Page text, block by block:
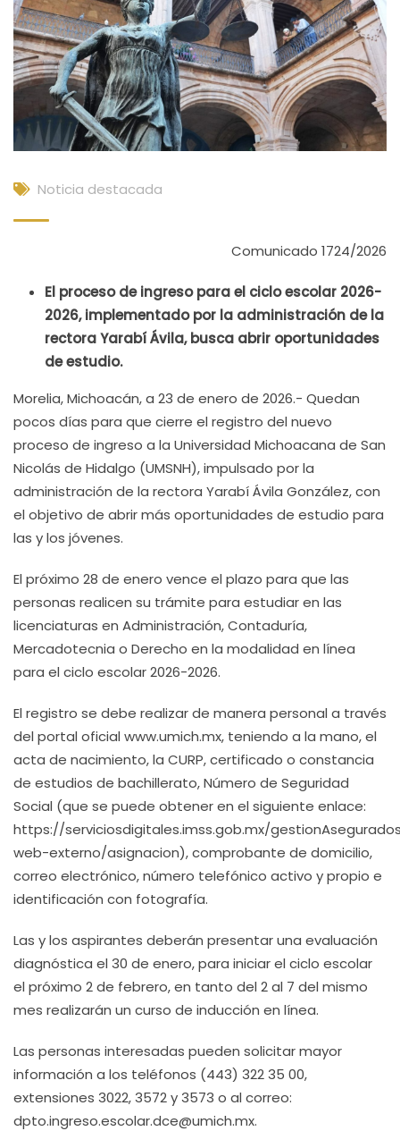
Noticia destacada
Comunicado 1724/2026
El proceso de ingreso para el ciclo escolar 2026-
2026, implementado por la administración de la
rectora Yarabí Ávila, busca abrir oportunidades
de estudio.
Morelia, Michoacán, a 23 de enero de 2026.- Quedan
pocos días para que cierre el registro del nuevo
proceso de ingreso a la Universidad Michoacana de San
Nicolás de Hidalgo (UMSNH), impulsado por la
administración de la rectora Yarabí Ávila González, con
el objetivo de abrir más oportunidades de estudio para
las y los jóvenes.
El próximo 28 de enero vence el plazo para que las
personas realicen su trámite para estudiar en las
licenciaturas en Administración, Contaduría,
Mercadotecnia o Derecho en la modalidad en línea
para el ciclo escolar 2026-2026.
El registro se debe realizar de manera personal a través
del portal oficial www.umich.mx, teniendo a la mano, el
acta de nacimiento, la CURP, certificado o constancia
de estudios de bachillerato, Número de Seguridad
Social (que se puede obtener en el siguiente enlace:
https://serviciosdigitales.imss.gob.mx/
web-externo/asignacion), comprobante de domicilio,
correo electrónico, número telefónico activo y propio e
identificación con fotografía.
Las y los aspirantes deberán presentar una evaluación
diagnóstica el 30 de enero, para iniciar el ciclo escolar
el próximo 2 de febrero, en tanto del 2 al 7 del mismo
mes realizarán un curso de inducción en línea.
Las personas interesadas pueden solicitar mayor
información a los teléfonos (443) 322 35 00,
extensiones 3022, 3572 y 3573 o al correo:
dpto.ingreso.escolar.dce@umich.mx.